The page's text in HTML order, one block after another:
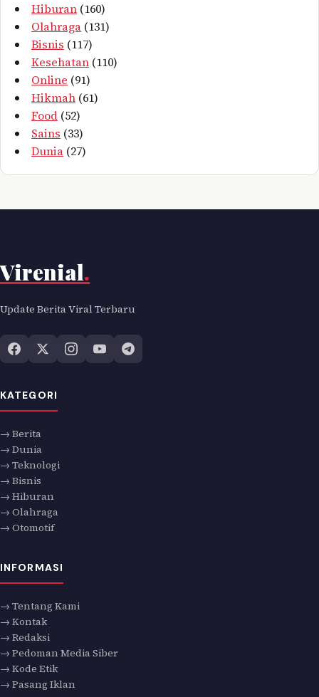
Hiburan (160)
Olahraga (131)
Bisnis (117)
Kesehatan (110)
Online (91)
Hikmah (61)
Food (52)
Sains (33)
Dunia (27)
Virenial.
Update Berita Viral Terbaru
KATEGORI
→ Berita
→ Dunia
→ Teknologi
→ Bisnis
→ Hiburan
→ Olahraga
→ Otomotif
INFORMASI
→ Tentang Kami
→ Kontak
→ Redaksi
→ Pedoman Media Siber
→ Kode Etik
→ Pasang Iklan